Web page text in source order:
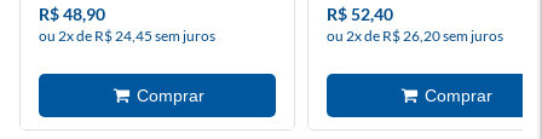
R$ 48,90
ou 2x de R$ 24,45 sem juros
R$ 52,40
ou 2x de R$ 26,20 sem juros